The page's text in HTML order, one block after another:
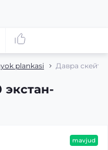
plankasi Давра скейт
экстан-
mavjud